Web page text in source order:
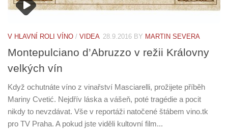
V HLAVNÍ ROLI VÍNO / VIDEA 28.9.2016 BY MARTIN SEVERA
Montepulciano d’Abruzzo v režii Královny
velkých vín
Když ochutnáte víno z vinařství Masciarelli, prožijete příběh
Mariny Cvetić. Nejdřív láska a vášeň, poté tragédie a pocit
nikdy to nevzdávat. Vše v reportáži natočené štábem vino.tk
pro TV Praha. A pokud jste viděli kultovní film...